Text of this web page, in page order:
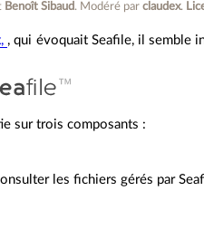
Benoît Sibaud. Modéré parclaudex.
, qui évoquait Seafile, il semble
sur trois composants :
les fichiers gérés par